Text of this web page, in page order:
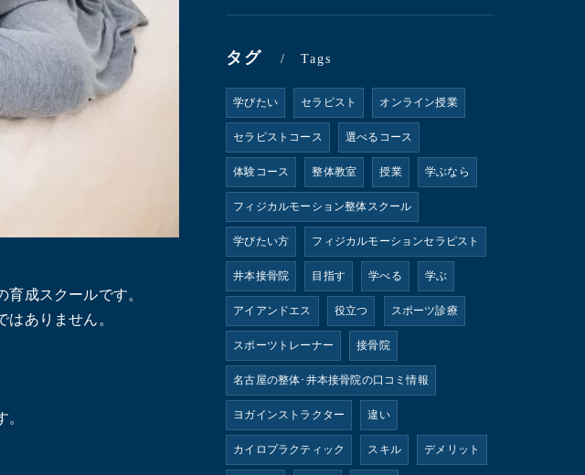
成スクールです。
ありません。
タグ Tags
学びたい セラピスト オンライン授業
セラピストコース 選べるコース
体験コース 整体教室 授業 学ぶなら
フィジカルモーション整体スクール
学びたい方 フィジカルモーションセラピスト
井本接骨院 目指す 学べる 学ぶ
アイアンドエス 役立つ スポーツ診療
スポーツトレーナー 接骨院
名古屋の整体･井本接骨院の口コミ情報
ヨガインストラクター 違い
カイロプラクティック スキル デメリット